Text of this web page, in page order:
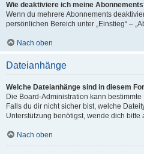
Wie deaktiviere ich meine
Wenn du mehrere Abonnements
persönlichen Bereich unter „Einstieg“ –
Nach oben
Dateianhänge
Welche Dateianhänge sind in diesem
Die Board-Administration kann
Falls du dir nicht sicher bist, welche
Unterstützung benötigst, wende dich
Nach oben